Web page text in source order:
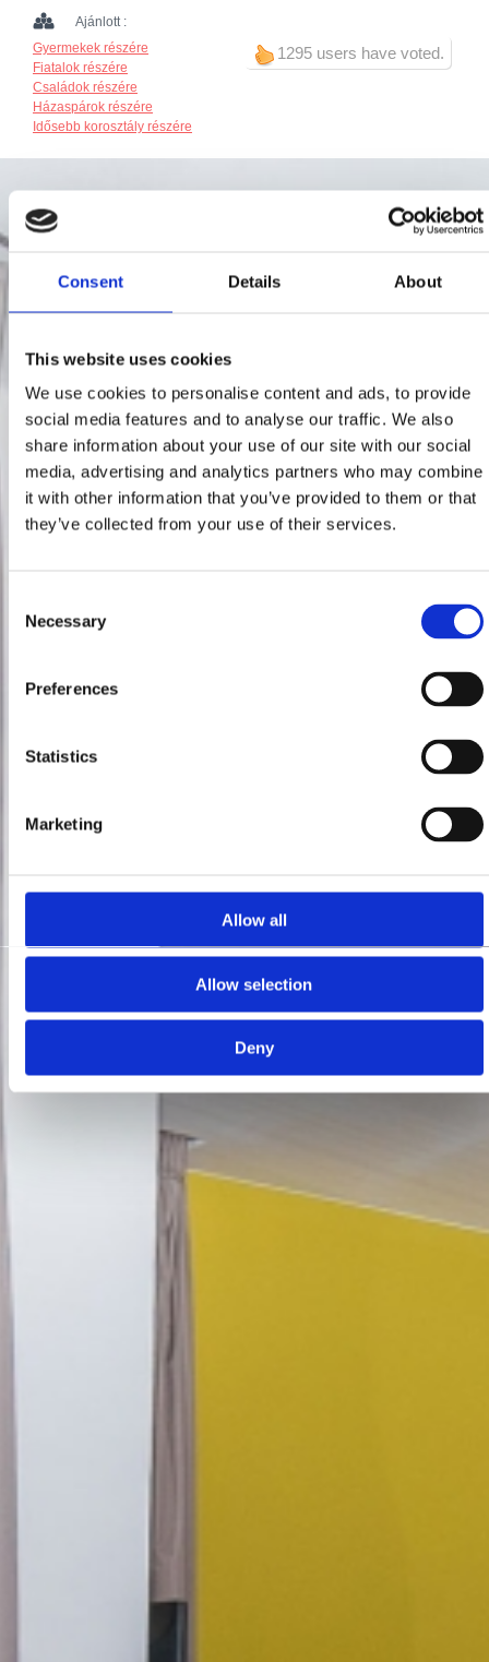
Consent Details About
This website uses cookies
We use cookies to personalise content and ads, to provide
social media features and to analyse our traffic. We also
share information about your use of our site with our social
media, advertising and analytics partners who may combine
it with other information that you’ve provided to them or that
they’ve collected from your use of their services.
Selection
Necessary
Preferences
Statistics
Marketing
Allow all
Allow selection
Deny
1295 users have voted.
Ajánlott :
Gyermekek részére
Fiatalok részére
Családok részére
Házaspárok részére
Idősebb korosztály részére